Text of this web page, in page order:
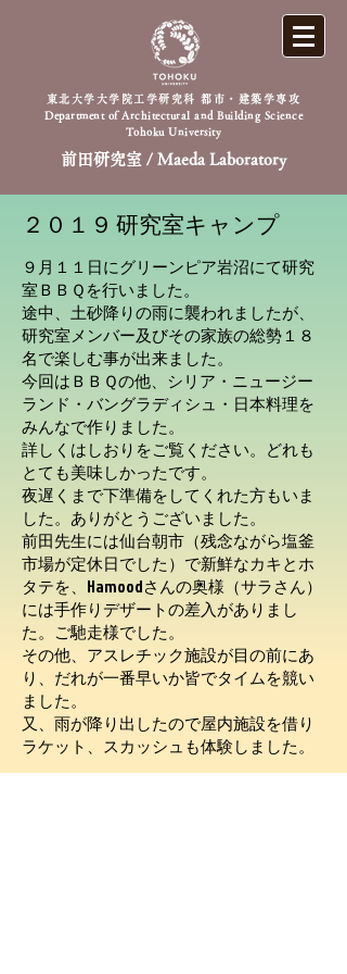
前田研究室 / Maeda Laboratory
東北大学大学院工学研究科 都市・建築学専攻
Department of Architectural and Building Science
Tohoku University
２０１９ 研究室キャンプ
９月１１日にグリーンピア岩沼にて研究
室ＢＢＱを行いました。
途中、土砂降りの雨に襲われましたが、
研究室メンバー及びその家族の総勢１８
名で楽しむ事が出来ました。
今回はＢＢＱの他、シリア・ニュージー
ランド・バングラディシュ・日本料理を
みんなで作りました。
詳しくはしおりをご覧ください。 どれも
とても美味しかったです。
夜遅くまで下準備をしてくれた方もいま
した。ありがとうございました。
前田先生には仙台朝市（残念ながら塩釜
市場が定休日でした）で新鮮なカキとホ
タテを、Hamoodさんの奥様（サラさん）
には手作りデザートの差入がありまし
た。ご馳走様でした。
その他、アスレチック施設が目の前にあ
り、だれが一番早いか皆でタイムを競い
ました。
又、雨が降り出したので屋内施設を借り
ラケット、スカッシュも体験しました。